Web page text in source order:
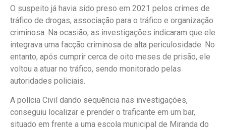
O suspeito já havia sido preso em 2021 pelos crimes de
tráfico de drogas, associação para o tráfico e organização
criminosa. Na ocasião, as investigações indicaram que ele
integrava uma facção criminosa de alta periculosidade. No
entanto, após cumprir cerca de oito meses de prisão, ele
voltou a atuar no tráfico, sendo monitorado pelas
autoridades policiais.
A polícia Civil dando sequência nas investigações,
conseguiu localizar e prender o traficante em um bar,
situado em frente a uma escola municipal de Miranda do